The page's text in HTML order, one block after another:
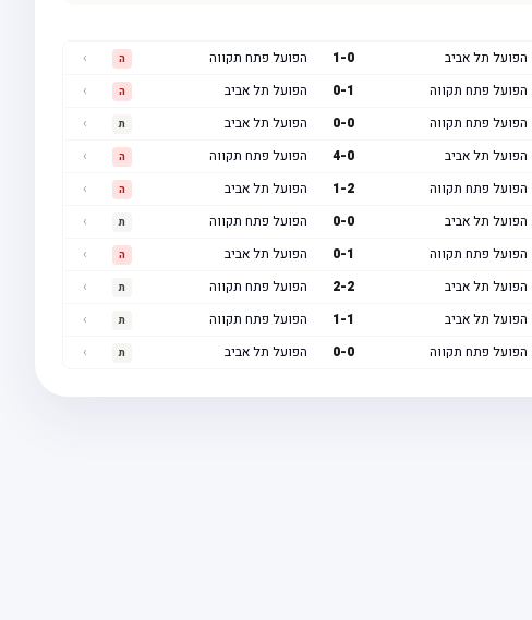
הפועל תל אביב 1-0 הפועל פתח תקווה ה
›
הפועל פתח תקווה 0-1 הפועל תל אביב ה
›
הפועל פתח תקווה 0-0 הפועל תל אביב ת
›
הפועל תל אביב 4-0 הפועל פתח תקווה ה
›
הפועל פתח תקווה 1-2 הפועל תל אביב ה
›
הפועל תל אביב 0-0 הפועל פתח תקווה ת
›
הפועל פתח תקווה 0-1 הפועל תל אביב ה
›
הפועל תל אביב 2-2 הפועל פתח תקווה ת
›
הפועל תל אביב 1-1 הפועל פתח תקווה ת
›
הפועל פתח תקווה 0-0 הפועל תל אביב ת ›